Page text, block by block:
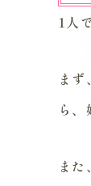
1人
まず、
ら
ま